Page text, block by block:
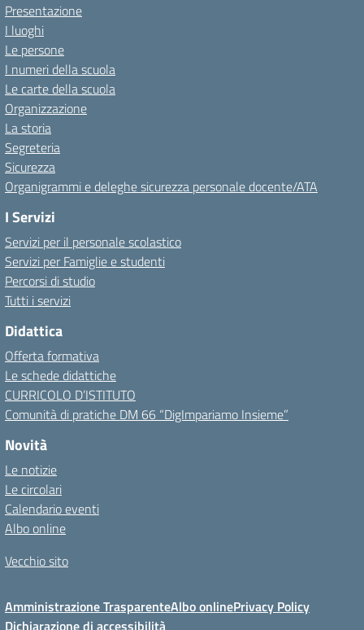
Presentazione
I luoghi
Le persone
I numeri della scuola
Le carte della scuola
Organizzazione
La storia
Segreteria
Sicurezza
Organigrammi e deleghe sicurezza personale docente/ATA
I Servizi
Servizi per il personale scolastico
Servizi per Famiglie e studenti
Percorsi di studio
Tutti i servizi
Didattica
Offerta formativa
Le schede didattiche
CURRICOLO D’ISTITUTO
Comunità di pratiche DM 66 “DigImpariamo Insieme”
Novità
Le notizie
Le circolari
Calendario eventi
Albo online
Vecchio sito
Amministrazione TrasparenteAlbo onlinePrivacy Policy
Dichiarazione di accessibilità